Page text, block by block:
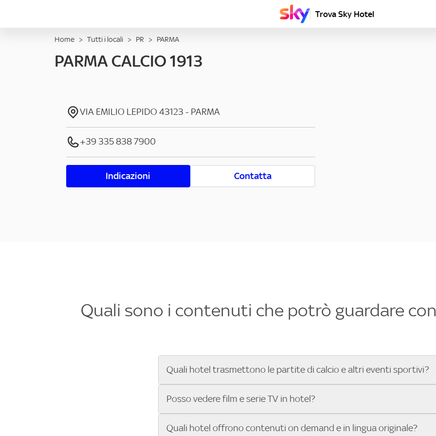
Trova Sky Hotel
Home > Tutti i locali > PR > PARMA
PARMA CALCIO 1913
VIA EMILIO LEPIDO 43123 - PARMA
+39 335 838 7900
Indicazioni Contatta
Quali sono i contenuti che potrò guardare
Quali hotel trasmettono le partite di calcio e altri eventi sportivi?
Se cerchi un hotel dove poter vedere le partite di Serie A, UEFA Champions
che trasmette gli eventi sportivi.
Posso vedere film e serie TV in hotel?
Sì, gli hotel che hanno Sky in camera offrono una vasta selezione di film
Quali hotel offrono contenuti on demand e in lingua originale?